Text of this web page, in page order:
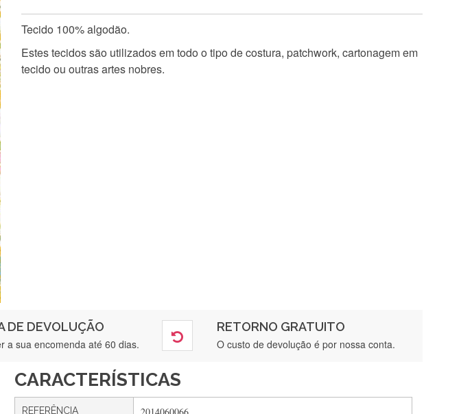
Tecido 100% algodão.
Estes tecidos são utilizados em todo o tipo de costura, patchwork, cartonagem em
tecido ou outras artes nobres.
DE DEVOLUÇÃO
a sua encomenda até 60 dias.
RETORNO GRATUITO
O custo de devolução é por nossa conta.
CARACTERÍSTICAS
REFERÊNCIA